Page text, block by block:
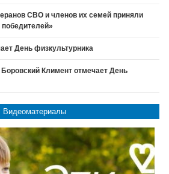
СВО и членов их семей приняли
День физкультурника
Климент отмечает День
Видеоматериалы